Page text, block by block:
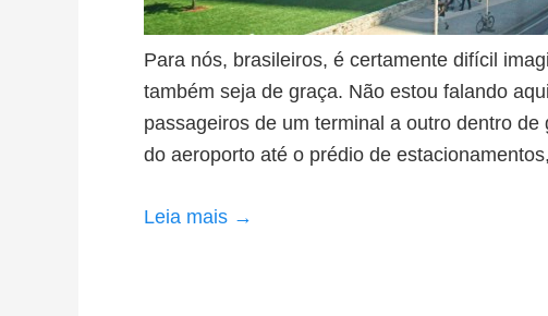
Para nós, brasileiros, é certamente difícil
também seja de graça. Não estou falando
passageiros de um terminal a outro dentro
do aeroporto até o prédio de
Leia mais →